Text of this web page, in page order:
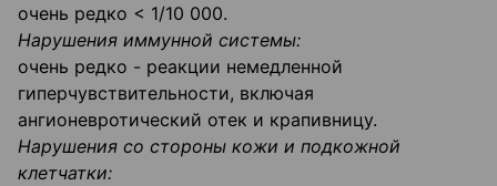
очень редко < 1/10 000.
Нарушения иммунной системы:
очень редко - реакции немедленной
гиперчувствительности, включая
ангионевротический отек и крапивницу.
Нарушения со стороны кожи и подкожной
клетчатки: